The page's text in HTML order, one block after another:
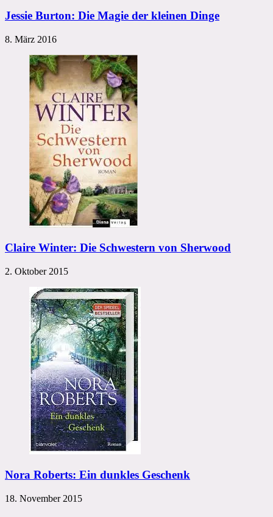
Jessie Burton: Die Magie der kleinen Dinge
8. März 2016
Claire Winter: Die Schwestern von Sherwood
2. Oktober 2015
Nora Roberts: Ein dunkles Geschenk
18. November 2015